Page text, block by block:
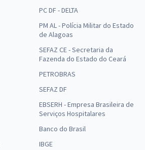
PC DF - DELTA
PM AL - Polícia Militar do Estado
de Alagoas
SEFAZ CE - Secretaria da
Fazenda do Estado do Ceará
PETROBRAS
SEFAZ DF
EBSERH - Empresa Brasileira de
Serviços Hospitalares
Banco do Brasil
IBGE